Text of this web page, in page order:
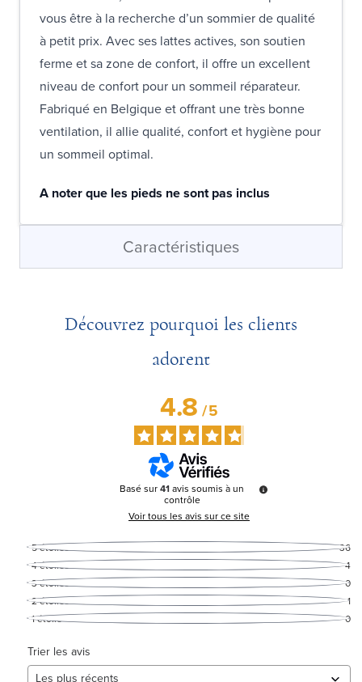
vous être à la recherche d’un sommier de qualité
à petit prix. Avec ses lattes actives, son soutien
ferme et sa zone de confort, il offre un excellent
niveau de confort pour un sommeil réparateur.
Fabriqué en Belgique et offrant une très bonne
ventilation, il allie qualité, confort et hygiène pour
un sommeil optimal.
A noter que les pieds ne sont pas inclus
Caractéristiques
Découvrez pourquoi les clients
adorent
4.8/5
Basé sur41avis soumis à un
contrôle
Voir tous les avis sur ce site
5étoiles
36
4étoiles
4
3étoiles
0
2étoiles
1
1étoile 0
Trier les avis